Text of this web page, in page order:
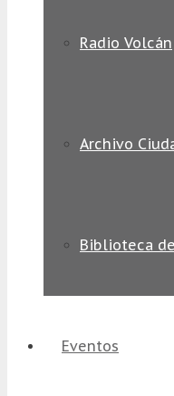
Radio Volcán
Archivo
Biblioteca
Eventos